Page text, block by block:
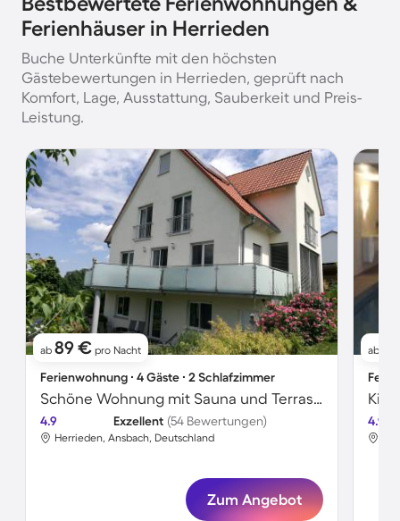
Ferienhäuser in Herrieden
Buche Unterkünfte mit den höchsten
Gästebewertungen in Herrieden, geprüft nach
Komfort, Lage, Ausstattung, Sauberkeit und Preis-
Leistung.
ab 89 € pro Nacht
Ferienwohnung ∙ 4 Gäste ∙ 2 Schlafzimmer
Schöne Wohnung mit Sauna und Terrasse
4.9 Exzellent (54 Bewertungen)
Herrieden, Ansbach, Deutschland
Zum Angebot
ab
4.9